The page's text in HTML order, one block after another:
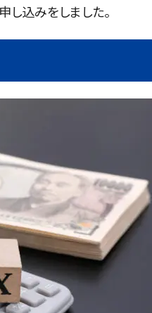
し込みをしました。